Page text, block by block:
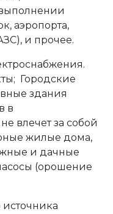
аэропорта,
и прочее.
Городские
здания
в
влечет за собой
жилые дома,
и дачные
(орошение